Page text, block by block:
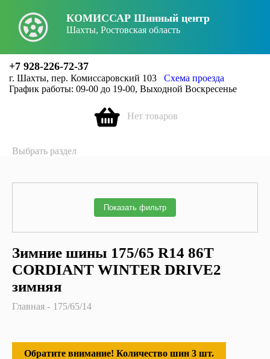
КОМИССАР Шинный центр
Шахты, Ростовская область
+7 928-226-72-37
г. Шахты, пер. Комиссаровский 103 Схема проезда
График работы: 09-00 до 19-00, Выходной Воскресенье
Нет товаров
Выбрать раздел
Показать фильтр
Зимние шины 175/65 R14 86T
CORDIANT WINTER DRIVE2
зимняя
Главная 175/65/14
Обратите внимание! Количество шин 3 шт.
Заголовок